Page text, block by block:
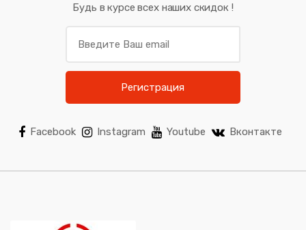
Будь в курсе всех наших скидок !
Регистрация
Facebook Instagram Youtube Вконтакте